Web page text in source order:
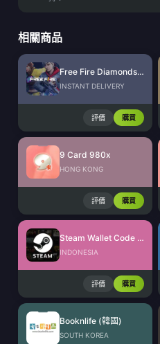
相關商品
Free Fire Diamonds EU + TR
INSTANT DELIVERY
評價 購買
9 Card 980x
HONG KONG
評價 購買
Steam Wallet Code (IDR)
INDONESIA
評價 購買
Booknlife (韓國)
SOUTH KOREA